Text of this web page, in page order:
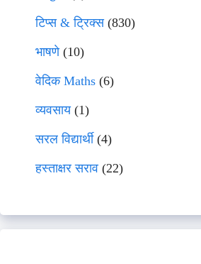
टिप्स & ट्रिक्स(830)
भाषणे(10)
वेदिक Maths (6)
व्यवसाय(1)
सरल विद्यार्थी(4)
हस्ताक्षर सराव (22)